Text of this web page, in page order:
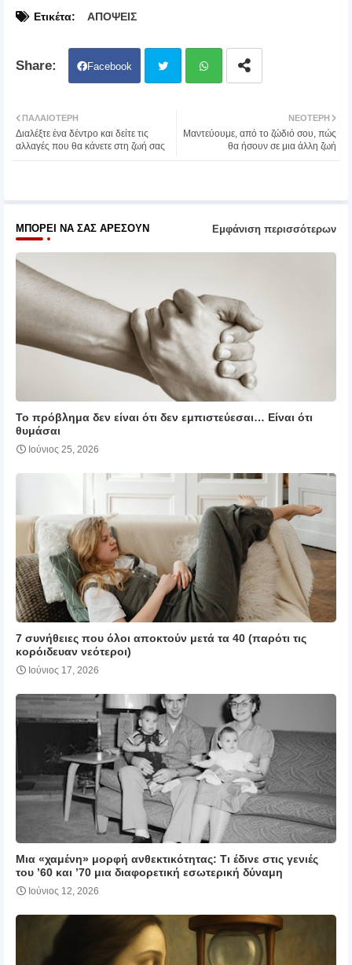
Ετικέτα: ΑΠΟΨΕΙΣ
Facebook
atsa
ΝΕΌΤΕΡΗ
Μαντεύουμε, από το ζώδιό σου, πώς
θα ήσουν σε μια άλλη ζωή
ΠΑΛΑΙΌΤΕΡΗ
Διαλέξτε ένα δέντρο και δείτε τις
αλλαγές που θα κάνετε στη ζωή σας
ΜΠΟΡΕΊ ΝΑ ΣΑΣ ΑΡΈΣΟΥΝ Εμφάνιση περισσότερων
Το πρόβλημα δεν είναι ότι δεν εμπιστεύεσαι… Είναι ότι
θυμάσαι
Ιούνιος 25, 2026
7 συνήθειες που όλοι αποκτούν μετά τα 40 (παρότι τις
κορόιδευαν νεότεροι)
Ιούνιος 17, 2026
Μια «χαμένη» μορφή ανθεκτικότητας: Τι έδινε στις γενιές
του ’60 και ’70 μια διαφορετική εσωτερική δύναμη
Ιούνιος 12, 2026